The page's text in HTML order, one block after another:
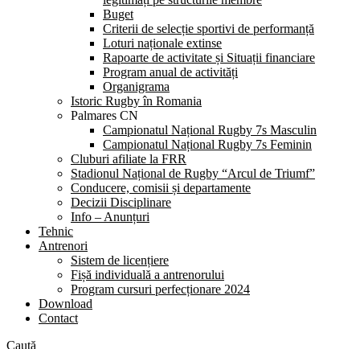
Buget
Criterii de selecție sportivi de performanță
Loturi naționale extinse
Rapoarte de activitate și Situații financiare
Program anual de activități
Organigrama
Istoric Rugby în Romania
Palmares CN
Campionatul Național Rugby 7s Masculin
Campionatul Național Rugby 7s Feminin
Cluburi afiliate la FRR
Stadionul Național de Rugby “Arcul de Triumf”
Conducere, comisii și departamente
Decizii Disciplinare
Info – Anunțuri
Tehnic
Antrenori
Sistem de licențiere
Fișă individuală a antrenorului
Program cursuri perfecționare 2024
Download
Contact
Caută